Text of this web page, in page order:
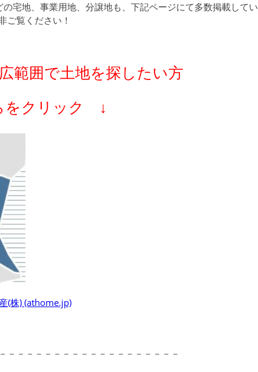
宅地、事業用地、分譲地も、下記ページにて多数掲載してい
ご覧ください！
広範囲で土地を探したい方
をクリック ↓
(株) (athome.jp)
－－－－－－－－－－－－－－－－－－－